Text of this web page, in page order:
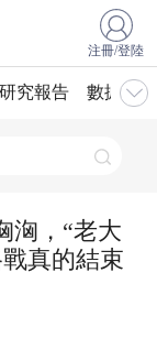
注冊/登陸
研究報告 數據庫
洶，“老大
真的結束